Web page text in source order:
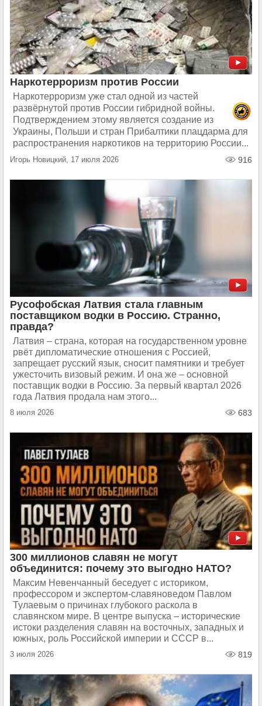
Наркотерроризм против России
Наркотерроризм уже стал одной из частей
развёрнутой против России гибридной войны.
Подтверждением этому является создание из
Украины, Польши и стран Прибалтики плацдарма для
распространения наркотиков на территорию России...
Игорь Новицкий, 17 июля 2026 916
Русофобская Латвия стала главным
поставщиком водки в Россию. Странно,
правда?
Латвия – страна, которая на государственном уровне
рвёт дипломатические отношения с Россией,
запрещает русский язык, сносит памятники и требует
ужесточить визовый режим. И она же – основной
поставщик водки в Россию. За первый квартал 2026
года Латвия продала нам этого...
8 июля 2026 683
300 миллионов славян не могут
объединится: почему это выгодно НАТО?
Максим Невенчанный беседует с историком,
профессором и экспертом-славяноведом Павлом
Тулаевым о причинах глубокого раскола в
славянском мире. В центре выпуска – исторические
истоки разделения славян на восточных, западных и
южных, роль Российской империи и СССР в...
3 июля 2026 819